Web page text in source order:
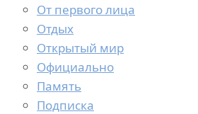
От первого лица
Отдых
Открытый мир
Официально
Память
Подписка